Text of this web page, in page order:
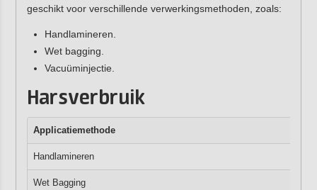
geschikt voor verschillende verwerkingsmethoden, zoals:
Handlamineren.
Wet bagging.
Vacuüminjectie.
Harsverbruik
Applicatiemethode
Handlamineren
Wet Bagging